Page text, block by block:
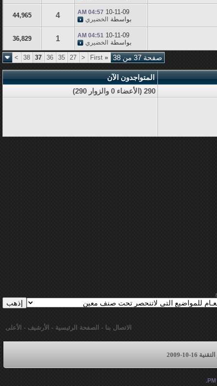
10-11-09
04:57 AM
بواسطة الخضيري 4
44,965
10-11-09
04:51 AM
بواسطة الخضيري 1
36,829
صفحة 37 من 38 «
<
27
35
36
37
38
>
المتواجدون الآن
290 (الأعضاء 0 والزوار 290)
الاتصال بنا - الصفحة الرئيسية - الأرشيف - الأعلى
10-2009
.